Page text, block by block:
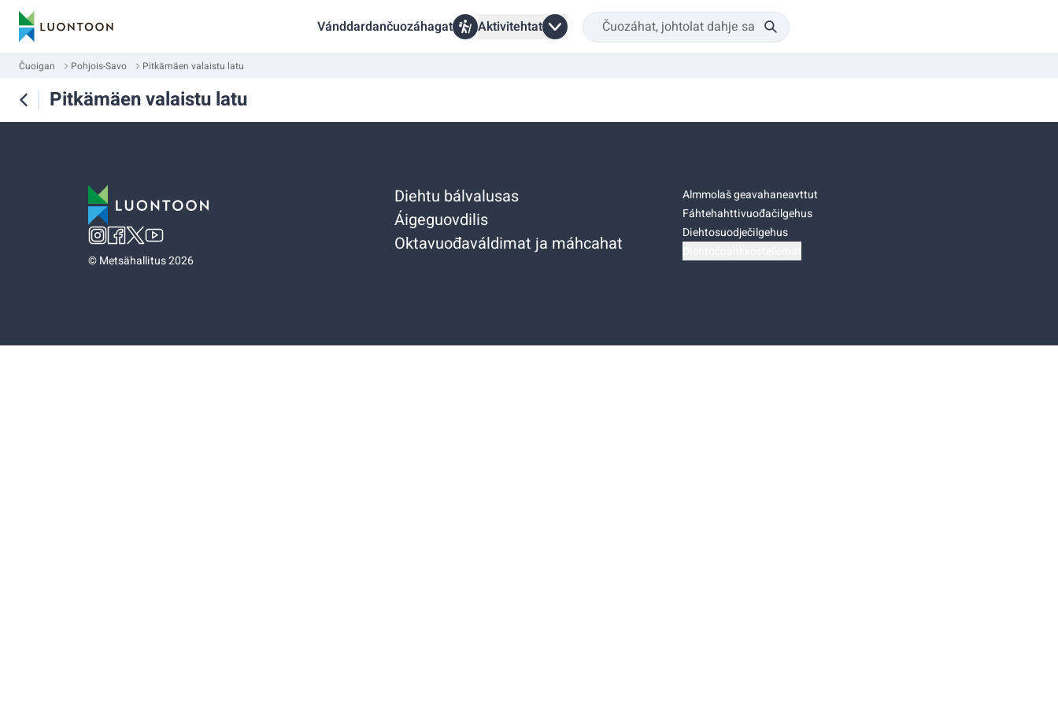
Vánddardančuozáhagat Aktivitehtat
Čuoigan Pohjois-Savo Pitkämäen valaistu latu
Pitkämäen valaistu latu
©Metsähallitus 2026
Diehtu bálvalusas
Áigeguovdilis
Oktavuođaváldimat ja máhcahat
Almmolaš geavahaneavttut
Fáhtehahttivuođačilgehus
Diehtosuodječilgehus